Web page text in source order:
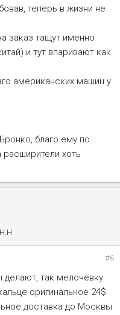
теперь в жизни не
заказ тащут именно
и тут впаривают как
американских машин у
благо ему по
хоть
Н.Н
#6
делают, так мелочевку
оригинальное 24$
доставка до Москвы